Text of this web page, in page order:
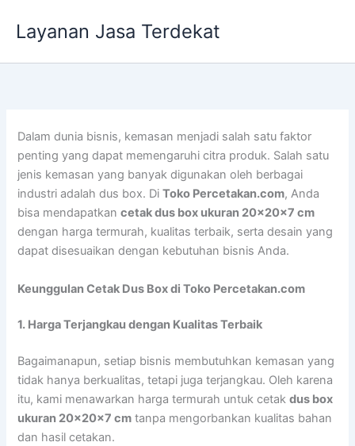
Layanan Jasa Terdekat
Dalam dunia bisnis, kemasan menjadi salah satu faktor
penting yang dapat memengaruhi citra produk. Salah satu
jenis kemasan yang banyak digunakan oleh berbagai
industri adalah dus box. DiToko Percetakan.com, Anda
bisa mendapatkancetak dus box ukuran 20x20x7 cm
dengan harga termurah, kualitas terbaik, serta desain yang
dapat disesuaikan dengan kebutuhan bisnis Anda.
Keunggulan Cetak Dus Box di Toko Percetakan.com
1. Harga Terjangkau dengan Kualitas Terbaik
Bagaimanapun, setiap bisnis membutuhkan kemasan yang
tidak hanya berkualitas, tetapi juga terjangkau. Oleh karena
itu, kami menawarkan harga termurah untuk cetakdus box
ukuran 20x20x7 cm tanpa mengorbankan kualitas bahan
dan hasil cetakan.